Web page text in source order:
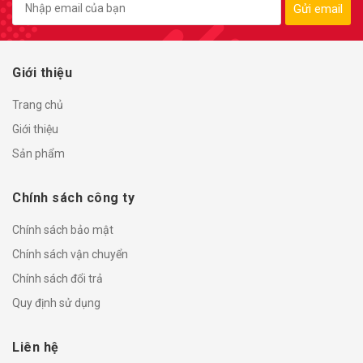
Gửi email
Giới thiệu
Trang chủ
Giới thiệu
Sản phẩm
Chính sách công ty
Chính sách bảo mật
Chính sách vận chuyển
Chính sách đổi trả
Quy định sử dụng
Liên hệ